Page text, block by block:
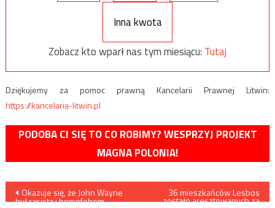
Inna kwota
Zobacz kto wparł nas tym miesiącu: Tutaj
Dziękujemy za pomoc prawną Kancelarii Prawnej Litwin:
https://kancelaria-litwin.pl
PODOBA CI SIĘ TO CO ROBIMY? WESPRZYJ PROJEKT
MAGNA POLONIA!
Nawigacja
Okazuje się, że John Wayne
był rasistą i homofobem.
36 mieszkańców Lesbos
zostało aresztowanych za